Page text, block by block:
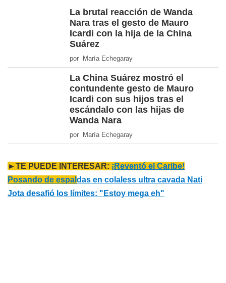
La brutal reacción de Wanda
Nara tras el gesto de Mauro
Icardi con la hija de la China
Suárez
por María Echegaray
La China Suárez mostró el
contundente gesto de Mauro
Icardi con sus hijos tras el
escándalo con las hijas de
Wanda Nara
por María Echegaray
►TE PUEDE INTERESAR: ¡Reventó el Caribe!
Posando de espal das en colaless ultra cavada Nati
Jota desafió los límites: "Estoy mega eh"